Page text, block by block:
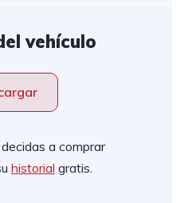
vehículo
a comprar
historial gratis.